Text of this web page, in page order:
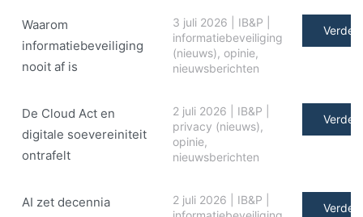
Waarom
informatiebeveiliging
nooit af is
3 juli 2026 IB&P
informatiebeveiliging
(nieuws), opinie,
nieuwsberichten
Verder
De Cloud Act en
digitale soe­ve­rei­ni­teit
ontrafelt
2 juli 2026 IB&P
privacy (nieuws),
opinie,
nieuwsberichten
Verder
AI zet decennia
2 juli 2026 IB&P
Verder